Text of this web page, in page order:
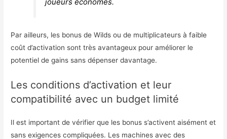
Par ailleurs, les bonus de Wilds ou de multiplicateurs à faible
coût d’activation sont très avantageux pour améliorer le
potentiel de gains sans dépenser davantage.
Les conditions d’activation et leur
compatibilité avec un budget limité
Il est important de vérifier que les bonus s’activent aisément et
sans exigences compliquées. Les machines avec des